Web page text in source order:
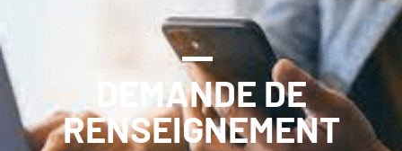
DEMANDE DE
RENSEIGNEMENT